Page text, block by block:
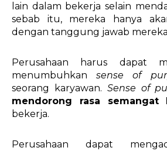
lain dalam bekerja selain
sebab itu, mereka hanya
dengan tanggung jawab
Perusahaan harus dapat
menumbuhkan sense of
seorang karyawan. Sense of
mendorong rasa semangat
bekerja.
Perusahaan dapat